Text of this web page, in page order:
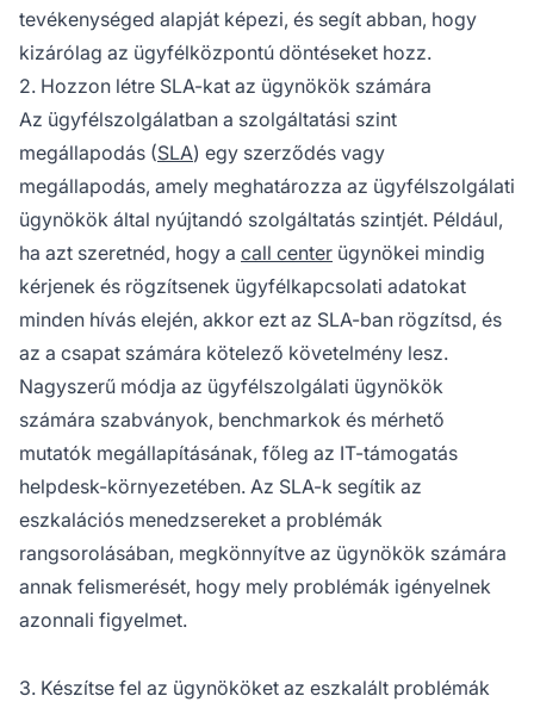
tevékenységed alapját képezi, és segít abban, hogy
kizárólag az ügyfélközpontú döntéseket hozz.
2. Hozzon létre SLA-kat az ügynökök számára
Az ügyfélszolgálatban a szolgáltatási szint
megállapodás (SLA) egy szerződés vagy
megállapodás, amely meghatározza az ügyfélszolgálati
ügynökök által nyújtandó szolgáltatás szintjét. Például,
ha azt szeretnéd, hogy a call center ügynökei mindig
kérjenek és rögzítsenek ügyfélkapcsolati adatokat
minden hívás elején, akkor ezt az SLA-ban rögzítsd, és
az a csapat számára kötelező követelmény lesz.
Nagyszerű módja az ügyfélszolgálati ügynökök
számára szabványok, benchmarkok és mérhető
mutatók megállapításának, főleg az IT-támogatás
helpdesk-környezetében. Az SLA-k segítik az
eszkalációs menedzsereket a problémák
rangsorolásában, megkönnyítve az ügynökök számára
annak felismerését, hogy mely problémák igényelnek
azonnali figyelmet.
3. Készítse fel az ügynököket az eszkalált problémák